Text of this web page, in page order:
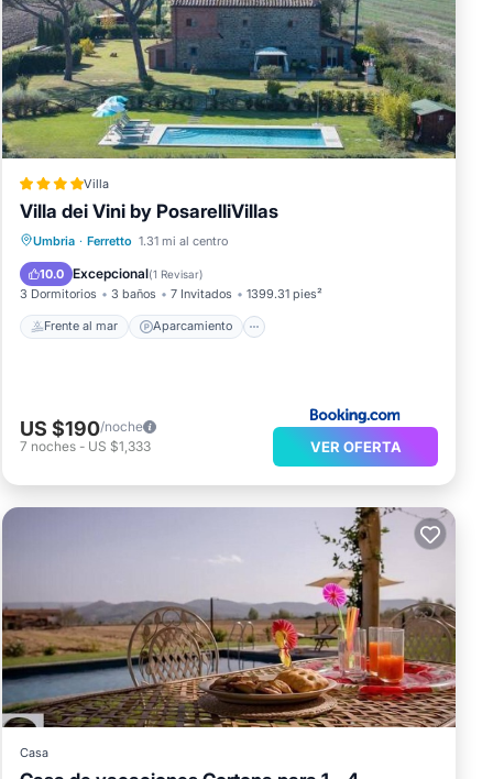
Villa
Villa dei Vini by PosarelliVillas
Umbria · Ferretto 1.31 mi al centro
10.0 Excepcional(1 Revisar)
3 Dormitorios 3 baños 7 Invitados 1399.31 pies²
Frente al mar Aparcamiento
Frente al mar Aparcamiento
Vista al mar
US $190/noche
7 noches - US $1,333 VER OFERTA
Casa